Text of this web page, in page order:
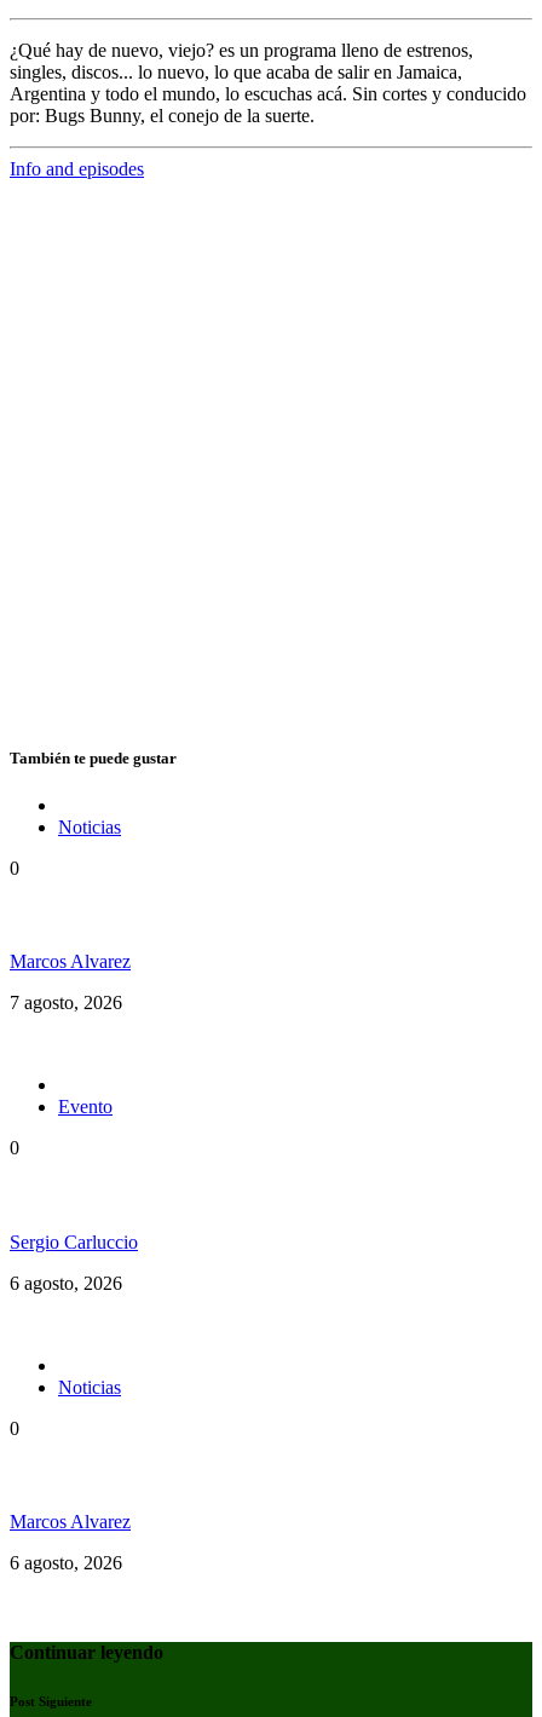
¿Qué hay de nuevo, viejo? es un programa lleno de estrenos,
singles, discos... lo nuevo, lo que acaba de salir en Jamaica,
Argentina y todo el mundo, lo escuchas acá. Sin cortes y conducido
por: Bugs Bunny, el conejo de la suerte.
Info and episodes
También te puede gustar
Noticias
0
Marcos Alvarez
7 agosto, 2026
Evento
0
Sergio Carluccio
6 agosto, 2026
Noticias
0
Marcos Alvarez
6 agosto, 2026
Continuar leyendo
Post Siguiente